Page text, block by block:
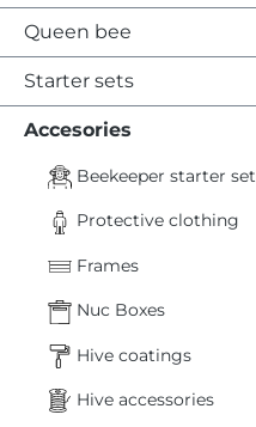
Queen bee
Starter sets
Accesories
Beekeeper starter set
Protective clothing
Frames
Nuc Boxes
Hive coatings
Hive accessories